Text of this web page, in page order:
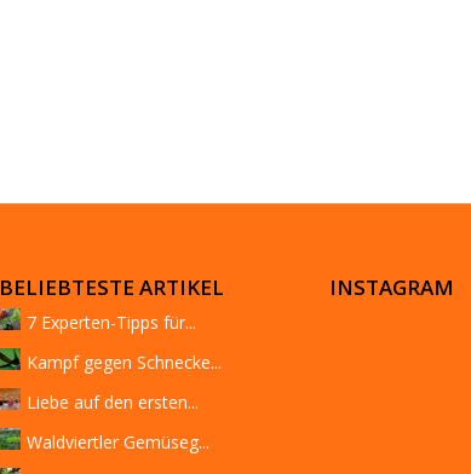
BELIEBTESTE ARTIKEL
7 Experten-Tipps für...
Kampf gegen Schnecke...
Liebe auf den ersten...
Waldviertler Gemüseg...
INSTAGRAM